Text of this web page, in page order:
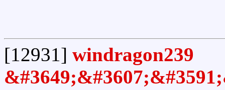
[12931] windragon239